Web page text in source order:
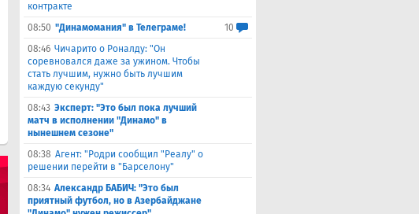
контракте
08:50 "Динамомания" в Телеграме!
10
08:46 Чичарито о Роналду: "Он
соревновался даже за ужином. Чтобы
стать лучшим, нужно быть лучшим
каждую секунду"
08:43 Эксперт: "Это был пока лучший
матч в исполнении "Динамо" в
нынешнем сезоне"
08:38 Агент: "Родри сообщил "Реалу" о
решении перейти в "Барселону"
08:34 Александр БАБИЧ: "Это был
приятный футбол, но в Азербайджане